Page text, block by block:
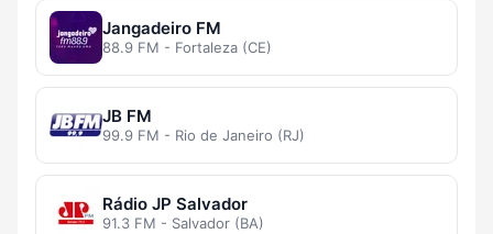
Jangadeiro FM
88.9 FM - Fortaleza (CE)
JB FM
99.9 FM - Rio de Janeiro (RJ)
Rádio JP Salvador
91.3 FM - Salvador (BA)